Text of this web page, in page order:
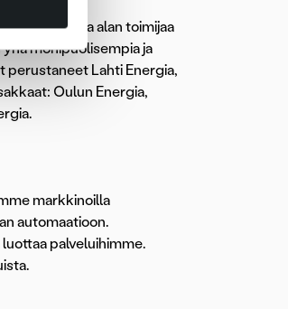
paikallista alan toimijaa
monipuolisempia ja
perustaneet Lahti Energia,
Oulun Energia,
markkinoilla
automaatioon.
palveluihimme.